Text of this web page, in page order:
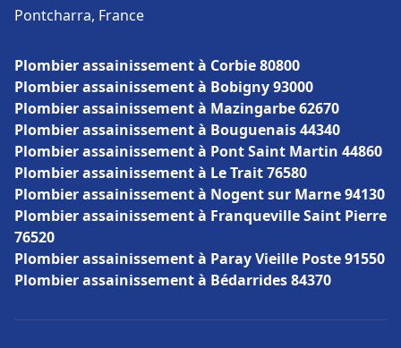
Pontcharra, France
Plombier assainissement à Corbie 80800
Plombier assainissement à Bobigny 93000
Plombier assainissement à Mazingarbe 62670
Plombier assainissement à Bouguenais 44340
Plombier assainissement à Pont Saint Martin 44860
Plombier assainissement à Le Trait 76580
Plombier assainissement à Nogent sur Marne 94130
Plombier assainissement à Franqueville Saint Pierre
76520
Plombier assainissement à Paray Vieille Poste 91550
Plombier assainissement à Bédarrides 84370